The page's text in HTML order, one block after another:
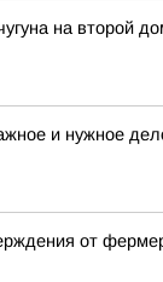
на второй
и нужное
от